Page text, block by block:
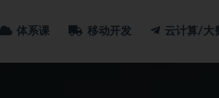
体系课 移动开发 云计算/大